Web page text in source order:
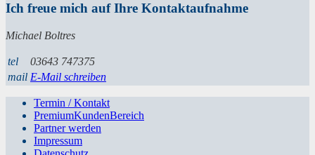
Ich freue mich auf Ihre Kontaktaufnahme
Michael Boltres
tel
03643 747375
mail E-Mail schreiben
Termin / Kontakt
PremiumKundenBereich
Partner werden
Impressum